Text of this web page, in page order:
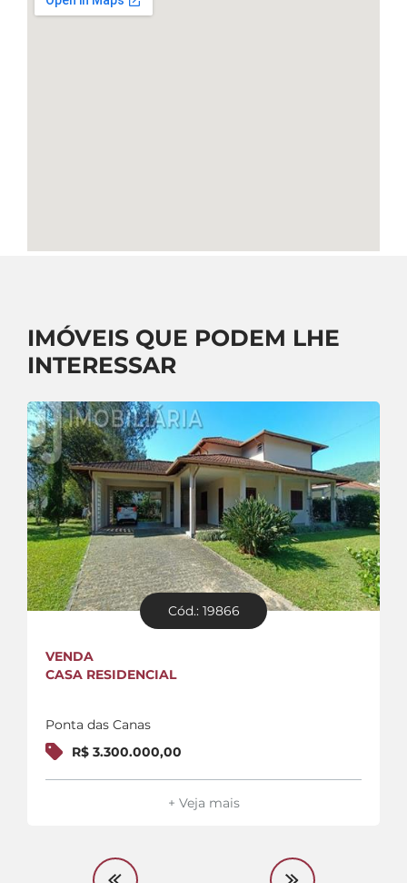
IMÓVEIS QUE PODEM LHE
INTERESSAR
Cód.: 19866
VENDA
CASA RESIDENCIAL
Ponta das Canas
R$ 3.300.000,00
+ Veja mais